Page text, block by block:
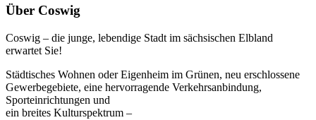
Über Coswig
Coswig – die junge, lebendige Stadt im sächsischen Elbland
erwartet Sie!
Städtisches Wohnen oder Eigenheim im Grünen, neu erschlossene
Gewerbegebiete, eine hervorragende Verkehrsanbindung,
Sporteinrichtungen und
ein breites Kulturspektrum –